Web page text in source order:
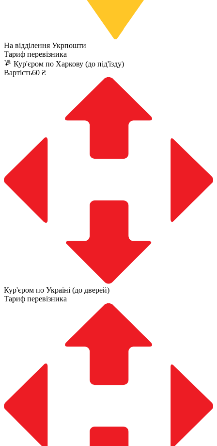
На відділення Укрпошти
Тариф перевізника
Кур'єром по Харкову (до під'їзду)
Вартість60 ₴
Кур'єром по Україні (до дверей)
Тариф перевізника